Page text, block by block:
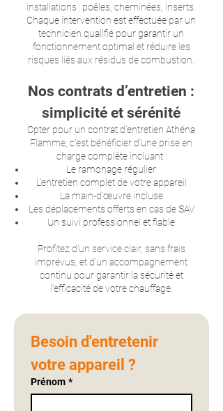
installations : poêles, cheminées, inserts.
Chaque intervention est effectuée par un
technicien qualifié pour garantir un
fonctionnement optimal et réduire les
risques liés aux résidus de combustion.
Nos contrats d’entretien :
simplicité et sérénité
Opter pour un contrat d’entretien Athéna
Flamme, c’est bénéficier d’une prise en
charge complète incluant :
Le ramonage régulier
L’entretien complet de votre appareil
La main-d’œuvre incluse
Les déplacements offerts en cas de SAV
Un suivi professionnel et fiable
Profitez d’un service clair, sans frais
imprévus, et d’un accompagnement
continu pour garantir la sécurité et
l’efficacité de votre chauffage.
Besoin d'entretenir
votre appareil ?
Prénom *